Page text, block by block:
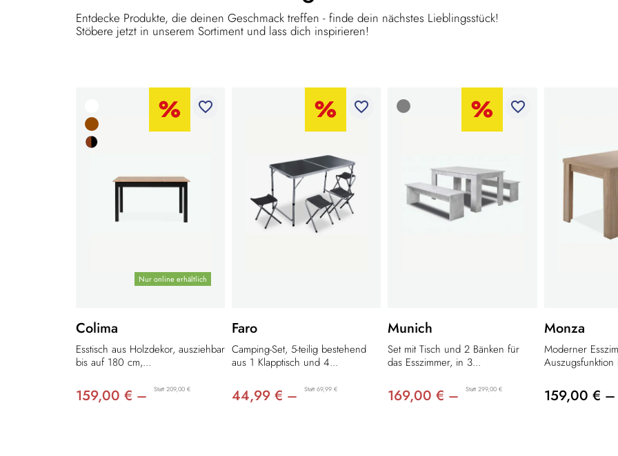
Entdecke Produkte, die deinen Geschmack treffen - finde dein nächstes Lieblingsstück!
Stöbere jetzt in unserem Sortiment und lass dich inspirieren!
Nur online erhältlich
favorite_border
Colima
Esstisch aus Holzdekor, ausziehbar
bis auf 180 cm,...
159,00 € – Statt 209,00 €
favorite_border
Faro
Camping-Set, 5-teilig bestehend
aus 1 Klapptisch und 4...
44,99 € – Statt 69,99 €
favorite_border
Munich
Set mit Tisch und 2 Bänken für
das Esszimmer, in 3...
169,00 € – Statt 299,00 €
Monza
Moderner
Auszugsfunktion
159,00 € –